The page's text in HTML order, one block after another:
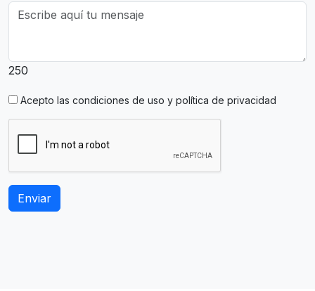
250
Acepto las condiciones de uso y política de privacidad